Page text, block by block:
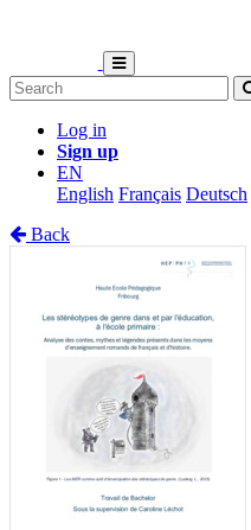
Log in
Sign up
EN
English Français Deutsch
Back